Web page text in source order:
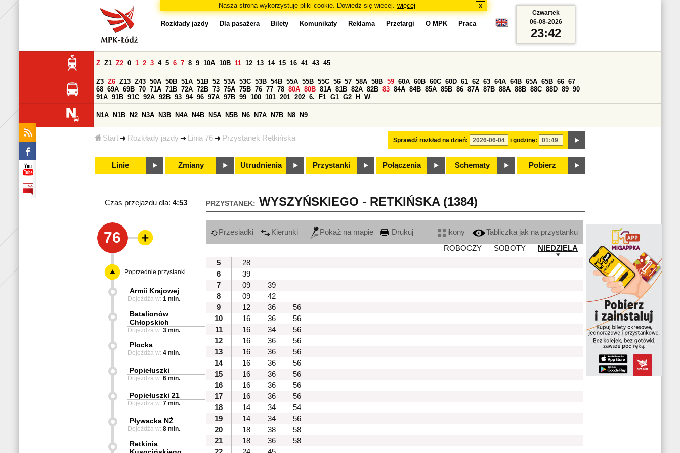
Nasza strona wykorzystuje pliki cookie. Dowiedz się więcej. więcej x
Start Rozkłady jazdy Linia 76 Przystanek Retkińska
Rozkłady jazdy Dla pasażera Bilety Komunikaty Reklama Przetargi O MPK Praca
Sprawdź rozkład na dzień: i godzinę:
Z Z1 Z2 0 1 2 3 4 5 6 7 8 9 10A 10B 11 12 13 14 15 16 41 43 45
Z3 Z6 Z13 Z43 50A 50B 51A 51B 52 53A 53C 53B 54B 55A 55B 55C 56 57 58A 58B 59 60A 60B 60C 60D 61 62 63 64A 64B 65A 65B 66 67
68 69A 69B 70 71A 71B 72A 72B 73 75A 75B 76 77 78 80A 80B 81A 81B 82A 82B 83 84A 84B 85A 85B 86 87A 87B 88A 88B 88C 88D 89 90
91A 91B 91C 92A 92B 93 94 96 97A 97B 99 100 101 201 202 6. F1 G1 G2 H W
N1A N1B N2 N3A N3B N4A N4B N5A N5B N6 N7A N7B N8 N9
Linie Zmiany Utrudnienia Przystanki Połączenia Schematy Pobierz
Czwartek
06-08-2026
23:42
PRZYSTANEK: WYSZYŃSKIEGO - RETKIŃSKA (1384)
Czas przejazdu dla: 4:53
76 Przesiadki Kierunki Pokaż na mapie Drukuj ikony
Tabliczka jak na przystanku
ROBOCZY
SOBOTY
NIEDZIELA
5
28
6
39
7
09
39
8
09
42
9
12 36
56
10
16 36
56
11
16 34
56
12
16 36
56
13
16 36
56
14
16 36
56
15
16 36
56
16
16 36
56
17
16 36
56
18
14 34
54
19
14 34
56
20
18 38
58
21
18 36
58
Poprzednie przystanki
Armii Krajowej
Dojeżdża w: 1 min.
Batalionów
Chłopskich
Dojeżdża w: 3 min.
Plocka
Dojeżdża w: 4 min.
Popiełuszki
Dojeżdża w: 6 min.
Popiełuszki 21
Dojeżdża w: 7 min.
Pływacka NŻ
Dojeżdża w: 8 min.
Retkinia